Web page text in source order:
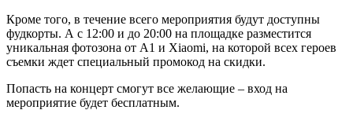
Кроме того, в течение всего мероприятия будут доступны
фудкорты. А с 12:00 и до 20:00 на площадке разместится
уникальная фотозона от А1 и Xiaomi, на которой всех героев
съемки ждет специальный промокод на скидки.
Попасть на концерт смогут все желающие – вход на
мероприятие будет бесплатным.